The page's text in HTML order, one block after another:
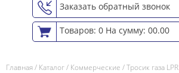
Заказать обратный звонок
Товаров: 0 На сумму: 00.00
Главная/ Каталог/ Коммерческие /Тросик газа LPR